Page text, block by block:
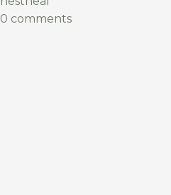
0 comments